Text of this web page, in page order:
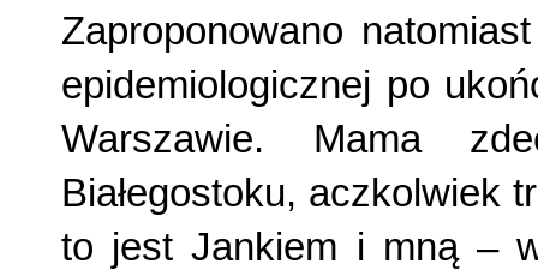
Zaproponowano
epidemiologicznej po
Warszawie. Mama
Białegostoku, aczkolwiek
to jest Jankiem i mną –